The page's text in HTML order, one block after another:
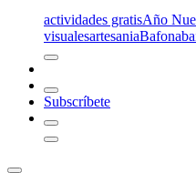
actividades gratisAño
visualesartesaniaBafona
Subscríbete